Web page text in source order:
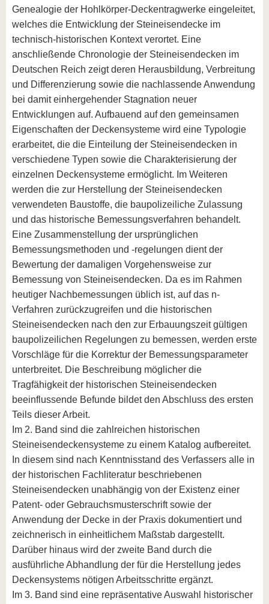
Genealogie der Hohlkörper-Deckentragwerke eingeleitet,
welches die Entwicklung der Steineisendecke im
technisch-historischen Kontext verortet. Eine
anschließende Chronologie der Steineisendecken im
Deutschen Reich zeigt deren Herausbildung, Verbreitung
und Differenzierung sowie die nachlassende Anwendung
bei damit einhergehender Stagnation neuer
Entwicklungen auf. Aufbauend auf den gemeinsamen
Eigenschaften der Deckensysteme wird eine Typologie
erarbeitet, die die Einteilung der Steineisendecken in
verschiedene Typen sowie die Charakterisierung der
einzelnen Deckensysteme ermöglicht. Im Weiteren
werden die zur Herstellung der Steineisendecken
verwendeten Baustoffe, die baupolizeiliche Zulassung
und das historische Bemessungsverfahren behandelt.
Eine Zusammenstellung der ursprünglichen
Bemessungsmethoden und -regelungen dient der
Bewertung der damaligen Vorgehensweise zur
Bemessung von Steineisendecken. Da es im Rahmen
heutiger Nachbemessungen üblich ist, auf das n-
Verfahren zurückzugreifen und die historischen
Steineisendecken nach den zur Erbauungszeit gültigen
baupolizeilichen Regelungen zu bemessen, werden erste
Vorschläge für die Korrektur der Bemessungsparameter
unterbreitet. Die Beschreibung möglicher die
Tragfähigkeit der historischen Steineisendecken
beeinflussende Befunde bildet den Abschluss des ersten
Teils dieser Arbeit.
Im 2. Band sind die zahlreichen historischen
Steineisendeckensysteme zu einem Katalog aufbereitet.
In diesem sind nach Kenntnisstand des Verfassers alle in
der historischen Fachliteratur beschriebenen
Steineisendecken unabhängig von der Existenz einer
Patent- oder Gebrauchsmusterschrift sowie der
Anwendung der Decke in der Praxis dokumentiert und
zeichnerisch in einheitlichem Maßstab dargestellt.
Darüber hinaus wird der zweite Band durch die
ausführliche Abhandlung der für die Herstellung jedes
Deckensystems nötigen Arbeitsschritte ergänzt.
Im 3. Band sind eine repräsentative Auswahl historischer